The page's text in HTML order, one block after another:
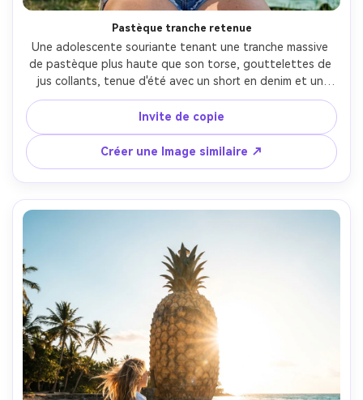
Pastèque tranche retenue
Une adolescente souriante tenant une tranche massive
de pastèque plus haute que son torse, gouttelettes de
jus collants, tenue d'été avec un short en denim et un
débardeur blanc, fond de parc ensoleillé, lumière naturelle
brillante, prise sur Nikon Z7 II 85mm f/1.8, portrait à mi-
corps, bokeh propre et doux, mains et pores réalistes,
photographie de style de vie haute résolution-AR 4:5
Invite de copie
Créer une Image similaire ↗